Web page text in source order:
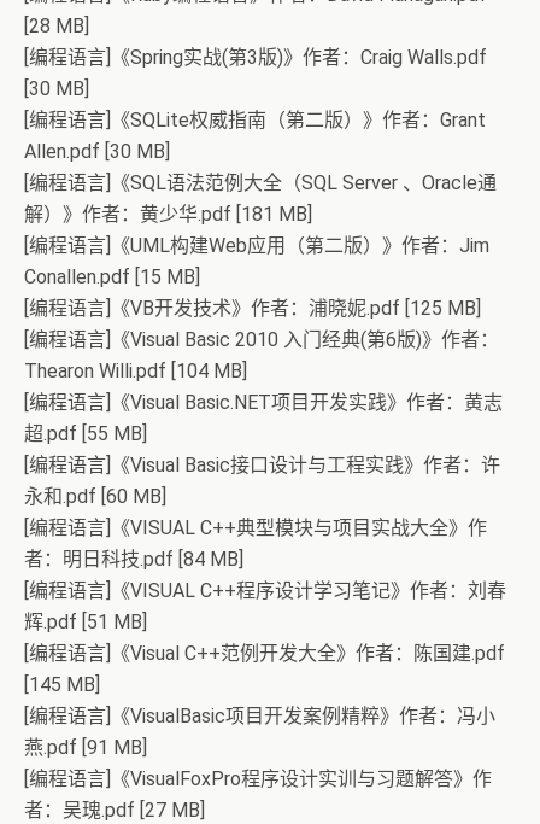
[28 MB]
[编程语言]《Spring实战(第3版)》作者：Craig Walls.pdf
[30 MB]
[编程语言]《SQLite权威指南（第二版）》作者：Grant
Allen.pdf [30 MB]
[编程语言]《SQL语法范例大全（SQL Server 、Oracle通
解）》作者：黄少华.pdf [181 MB]
[编程语言]《UML构建Web应用（第二版）》作者：Jim
Conallen.pdf [15 MB]
[编程语言]《VB开发技术》作者：浦晓妮.pdf [125 MB]
[编程语言]《Visual Basic 2010 入门经典(第6版)》作者：
Thearon Willi.pdf [104 MB]
[编程语言]《Visual Basic.NET项目开发实践》作者：黄志
超.pdf [55 MB]
[编程语言]《Visual Basic接口设计与工程实践》作者：许
永和.pdf [60 MB]
[编程语言]《VISUAL C++典型模块与项目实战大全》作
者：明日科技.pdf [84 MB]
[编程语言]《VISUAL C++程序设计学习笔记》作者：刘春
辉.pdf [51 MB]
[编程语言]《Visual C++范例开发大全》作者：陈国建.pdf
[145 MB]
[编程语言]《VisualBasic项目开发案例精粹》作者：冯小
燕.pdf [91 MB]
[编程语言]《VisualFoxPro程序设计实训与习题解答》作
者：吴瑰.pdf [27 MB]